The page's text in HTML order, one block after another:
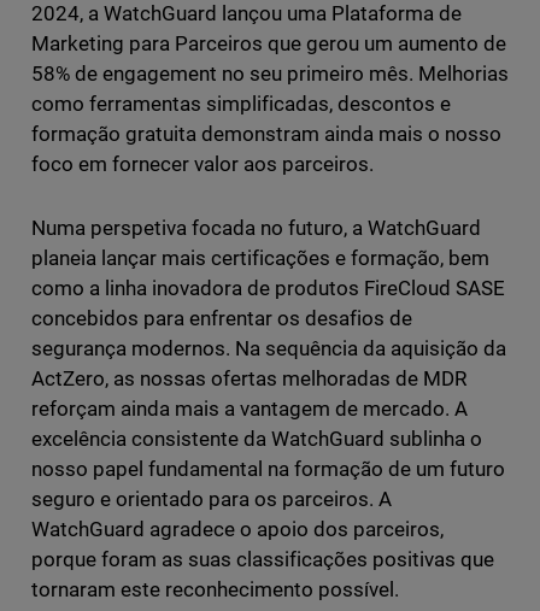
2024, a WatchGuard lançou uma Plataforma de
Marketing para Parceiros que gerou um aumento de
58% de engagement no seu primeiro mês. Melhorias
como ferramentas simplificadas, descontos e
formação gratuita demonstram ainda mais o nosso
foco em fornecer valor aos parceiros.
Numa perspetiva focada no futuro, a WatchGuard
planeia lançar mais certificações e formação, bem
como a linha inovadora de produtos FireCloud SASE
concebidos para enfrentar os desafios de
segurança modernos. Na sequência da aquisição da
ActZero, as nossas ofertas melhoradas de MDR
reforçam ainda mais a vantagem de mercado. A
excelência consistente da WatchGuard sublinha o
nosso papel fundamental na formação de um futuro
seguro e orientado para os parceiros. A
WatchGuard agradece o apoio dos parceiros,
porque foram as suas classificações positivas que
tornaram este reconhecimento possível.